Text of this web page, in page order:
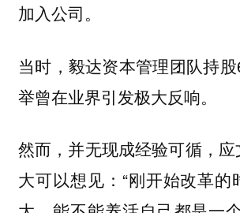
加入公司。
当时，毅达资本管理团队持
举曾在业界引发极大反响。
然而，并无现成经验可循，
大可以想见：“刚开始改革的